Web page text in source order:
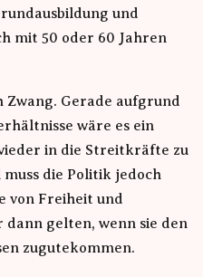
und
mit 50 oder 60 Jahren
Gerade aufgrund
wäre es ein
in die Streitkräfte zu
die Politik jedoch
von Freiheit und
gelten, wenn sie den
zugutekommen.